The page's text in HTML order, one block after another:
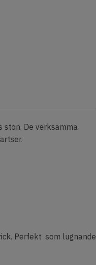
De verksamma
Perfekt som lugnande